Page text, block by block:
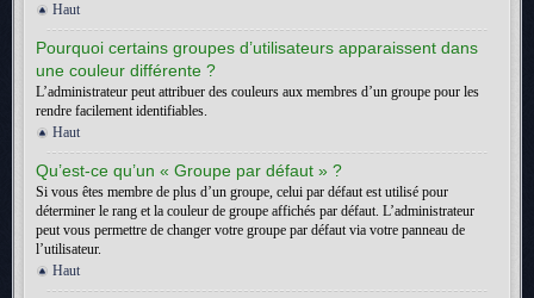
Haut
Pourquoi certains groupes d’utilisateurs apparaissent dans
une couleur différente ?
L’administrateur peut attribuer des couleurs aux membres d’un groupe pour les
rendre facilement identifiables.
Haut
Qu’est-ce qu’un « Groupe par défaut » ?
Si vous êtes membre de plus d’un groupe, celui par défaut est utilisé pour
déterminer le rang et la couleur de groupe affichés par défaut. L’administrateur
peut vous permettre de changer votre groupe par défaut via votre panneau de
l’utilisateur.
Haut